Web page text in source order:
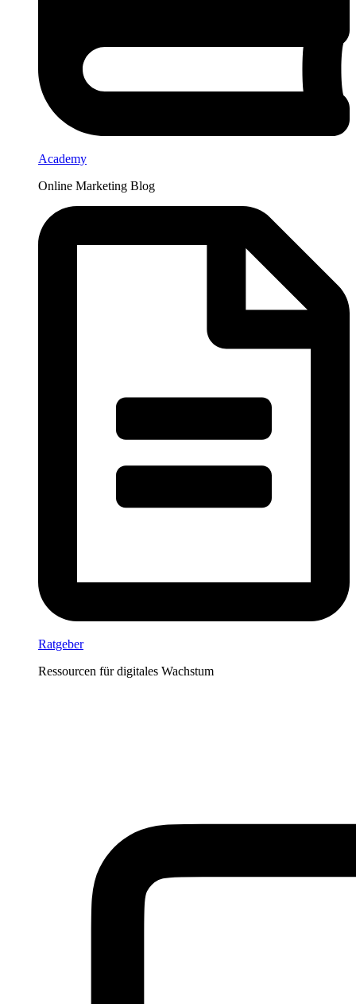
Academy
Online Marketing Blog
Ratgeber
Ressourcen für digitales Wachstum